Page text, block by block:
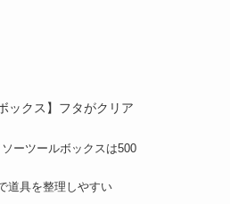
ックス】フタがクリア
ーツールボックスは500
道具を整理しやすい